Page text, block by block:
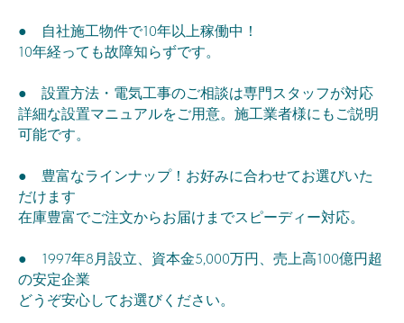
● 自社施工物件で10年以上稼働中！
10年経っても故障知らずです。
● 設置方法・電気工事のご相談は専門スタッフが対応
詳細な設置マニュアルをご用意。施工業者様にもご説明
可能です。
● 豊富なラインナップ！お好みに合わせてお選びいた
だけます
在庫豊富でご注文からお届けまでスピーディー対応。
● 1997年8月設立、資本金5,000万円、売上高100億円超
の安定企業
どうぞ安心してお選びください。